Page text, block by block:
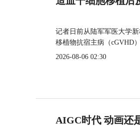
记者日前从陆军军医大学
移植物抗宿主病（cGVHD
2026-08-06 02:30
AIGC时代 动画还